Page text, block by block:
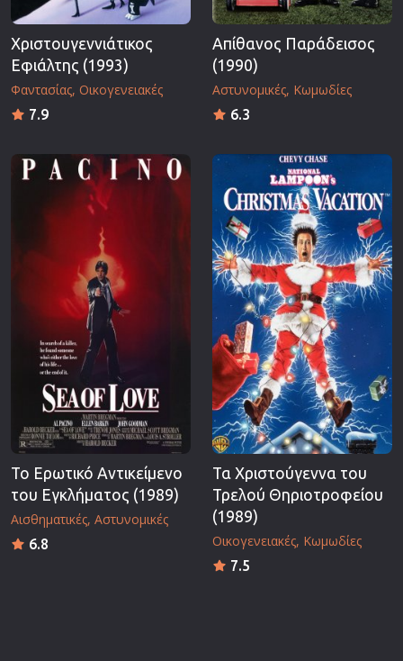
Χριστουγεννιάτικος
Εφιάλτης (1993)
Φαντασίας Οικογενειακές
7.9
Απίθανος Παράδεισος
(1990)
Αστυνομικές Κωμωδίες
6.3
Το Ερωτικό Αντικείμενο
του Εγκλήματος (1989)
Αισθηματικές Αστυνομικές
6.8
Τα Χριστούγεννα του
Τρελού Θηριοτροφείου
(1989)
Οικογενειακές Κωμωδίες
7.5